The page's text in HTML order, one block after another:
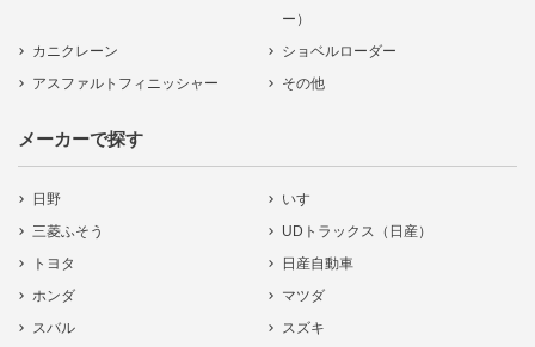
ー）
カニクレーン
ショベルローダー
アスファルトフィニッシャー
その他
メーカーで探す
日野
いすゞ
三菱ふそう
UDトラックス（日産）
トヨタ
日産自動車
ホンダ
マツダ
スバル
スズキ